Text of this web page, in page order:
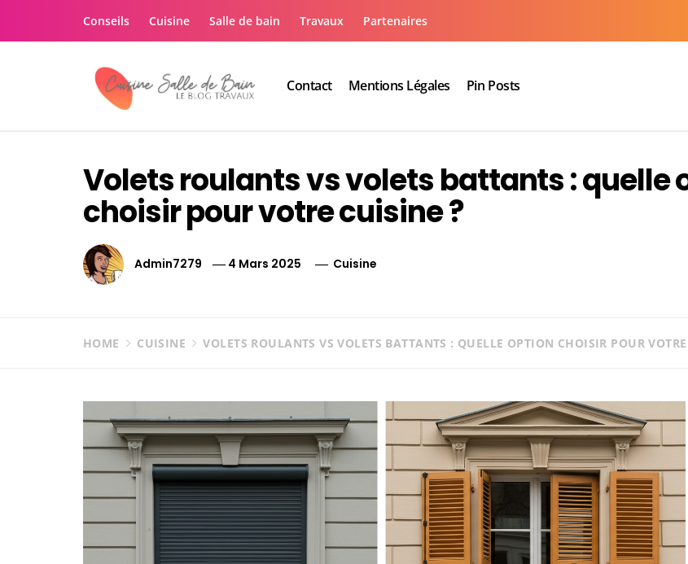
Conseils Cuisine Salle de bain Travaux Partenaires
Contact Mentions Légales Pin Posts
Volets roulants vs volets battants : quelle
choisir pour votre cuisine ?
Admin7279 4 Mars 2025 Cuisine
HOME CUISINE VOLETS ROULANTS VS VOLETS BATTANTS : QUELLE OPTION CHOISIR POUR